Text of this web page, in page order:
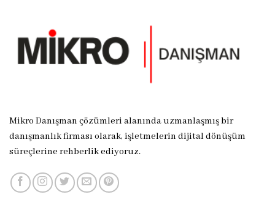
Mikro Danışman çözümleri alanında uzmanlaşmış bir
danışmanlık firması olarak, işletmelerin dijital dönüşüm
süreçlerine rehberlik ediyoruz.